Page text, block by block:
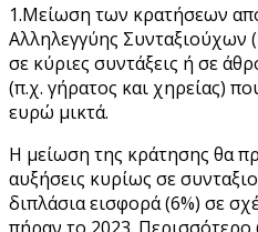
1.Μείωση των κρατήσεων
Αλληλεγγύης Συνταξιούχων
σε κύριες συντάξεις ή σε
(π.χ. γήρατος και χηρείας)
ευρώ μικτά.
Η μείωση της κράτησης θα
αυξήσεις κυρίως σε
διπλάσια εισφορά (6%) σε
πήραν το 2023. Περισσότερο